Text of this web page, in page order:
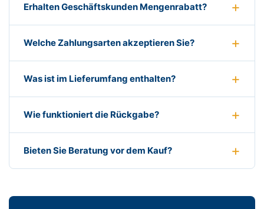
Erhalten Geschäftskunden Mengenrabatt?
Welche Zahlungsarten akzeptieren Sie?
Was ist im Lieferumfang enthalten?
Wie funktioniert die Rückgabe?
Bieten Sie Beratung vor dem Kauf?